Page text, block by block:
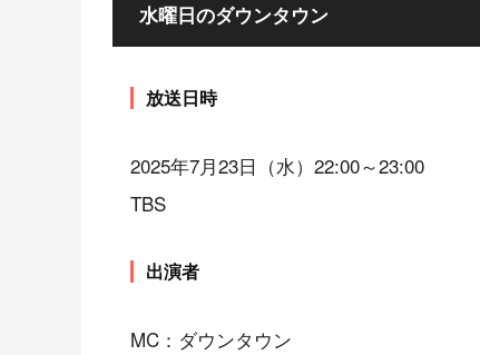
水曜日のダウンタウン
放送日時
2025年7月23日（水）22:00～23:00
TBS
出演者
MC：ダウンタウン